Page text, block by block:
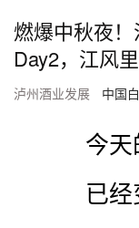
燃爆中秋夜
Day2，江风
泸州酒业发展 中国
今
已